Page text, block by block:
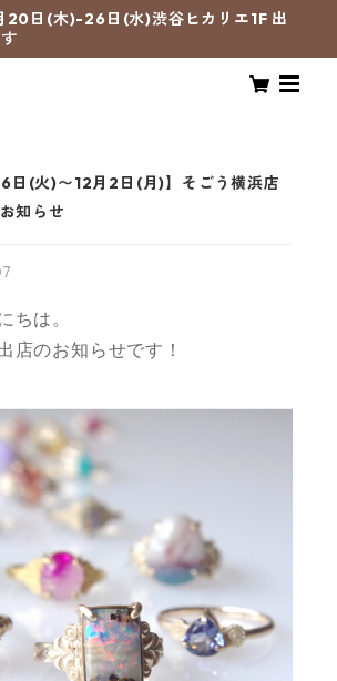
日(木)-26日(水)渋谷ヒカリエ1F 出
日(火)〜12月2日(月)】そごう横浜店
知らせ
ちは。
店のお知らせです！